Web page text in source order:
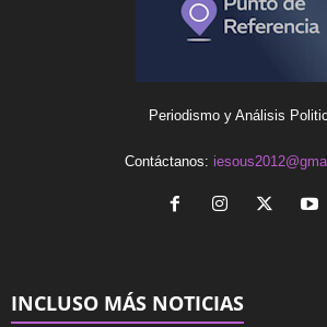
Periodismo y Análisis
Contáctanos:
INCLUSO MÁS NOTICIAS